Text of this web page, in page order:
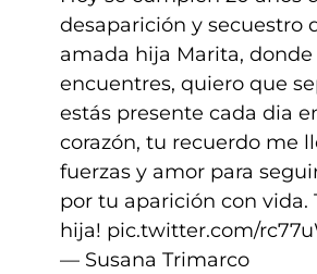
desaparición y secuestro
amada hija Marita, donde
encuentres, quiero que
estás presente cada dia
corazón, tu recuerdo me
fuerzas y amor para
por tu aparición con vida.
hija! pic.twitter.com/
— Susana Trimarco